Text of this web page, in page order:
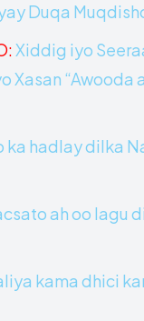
Duqa
Xiddig iyo
Xasan
ka hadlay dilka
ah oo lagu
kama dhici